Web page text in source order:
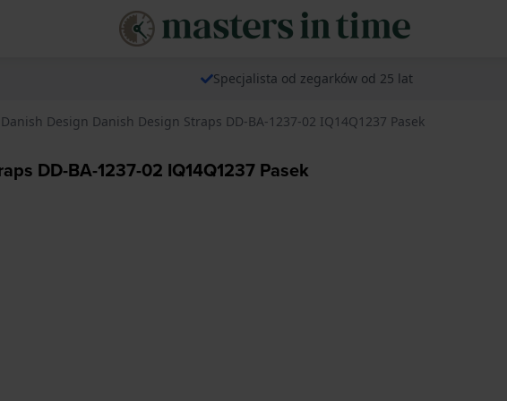
Specjalista od zegarków od 25 lat
Danish Design Danish Design Straps DD-BA-1237-02 IQ14Q1237 Pasek
DD-BA-1237-02 IQ14Q1237 Pasek